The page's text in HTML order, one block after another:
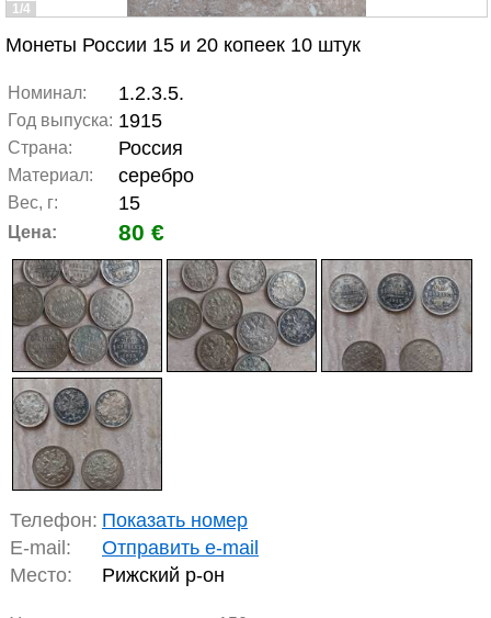
1/4
Монеты России 15 и 20 копеек 10 штук
Номинал: 1.2.3.5.
Год выпуска: 1915
Страна: Россия
Материал: серебро
Вес, г: 15
Цена: 80 €
Телефон: Показать номер
E-mail:
Отправить e-mail
Место:
Рижский р-он